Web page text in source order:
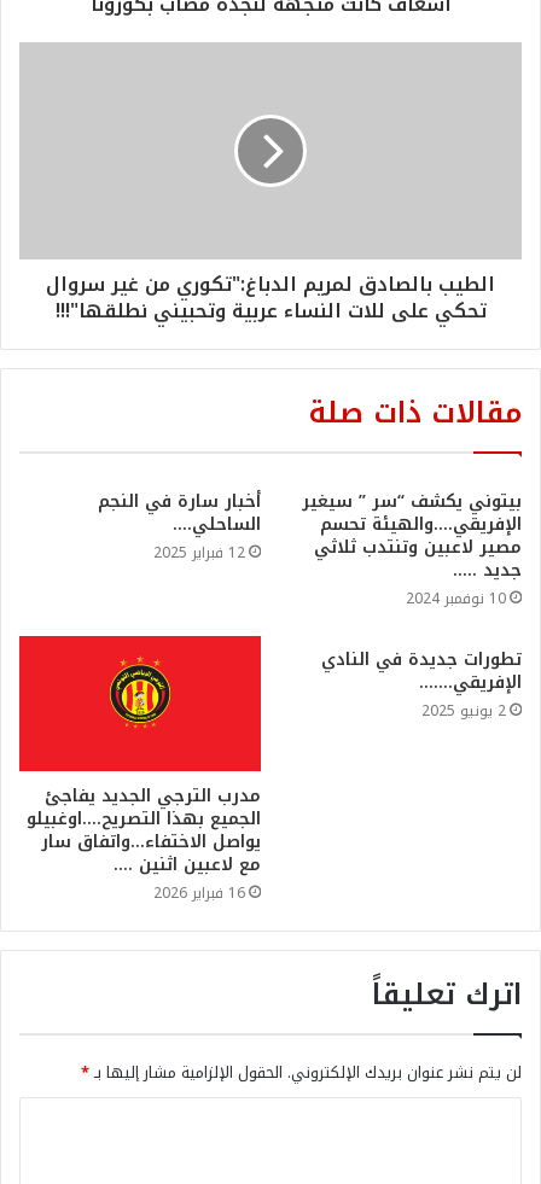
الطيب بالصادق لمريم الدباغ:"تكوري من غير سروال
تحكي على للات النساء عربية وتحبيني نطلقها"!!!
مقالات ذات صلة
بيتوني يكشف “سر ” سيغير
الإفريقي….والهيئة تحسم
مصير لاعبين وتنتدب ثلاثي
جديد …..
10 نوفمبر 2024
أخبار سارة في النجم
الساحلي….
12 فبراير 2025
تطورات جديدة في النادي
الإفريقي…….
2 يونيو 2025
مدرب الترجي الجديد يفاجئ
الجميع بهذا التصريح….اوغبيلو
يواصل الاختفاء…واتفاق سار
مع لاعبين اثنين ….
16 فبراير 2026
اترك تعليقاً
لن يتم نشر عنوان بريدك الإلكتروني. الحقول الإلزامية مشار إليها بـ*